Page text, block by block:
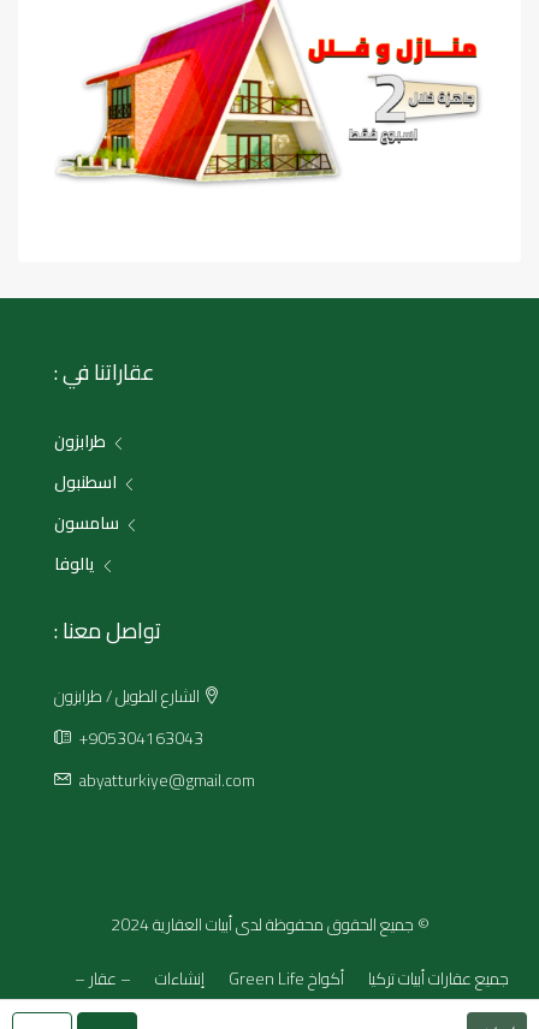
عقاراتنا في :
طرابزون
اسطنبول
سامسون
يالوفا
تواصل معنا :
الشارع الطويل / طرابزون
+905304163043
abyatturkiye@gmail.com
© جميع الحقوق محفوظة لدى أبيات العقارية 2024
جميع عقارات أبيات تركيا
أكواخ Green Life إنشاءات
– عقار –
أخرى